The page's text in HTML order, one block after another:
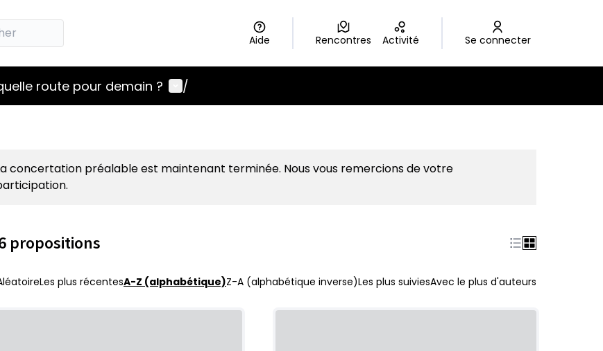
Aide Rencontres Activité Se connecter
route pour demain ? Menu utilisateur
/
concertation préalable est maintenant terminée. Nous vous remercions de votre
propositions
Les plus récentesA-Z (alphabétique)Z-A (alphabétique inverse)Les plus suiviesAvec le plus d'auteurs